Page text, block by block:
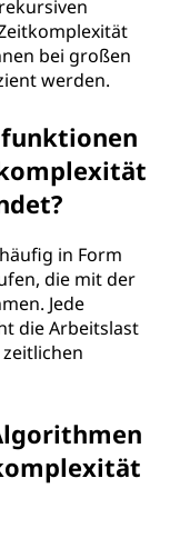
bei großen
werden.
in Form
die mit der
Jede
die Arbeitslast